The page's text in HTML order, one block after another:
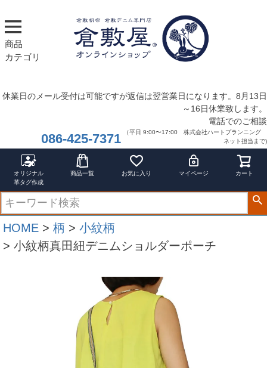
商品
カテゴリ
休業日のメール受付は可能ですが返信は翌営業日になります。8月13日
～16日休業致します。
電話でのご相談
086-425-7371
（平日 9:00〜17:00 株式会社ハートプランニング
ネット担当まで)
オリジナル
革タグ作成
商品一覧 お気に入り マイページ カート
HOME 柄
小紋柄
小紋柄真田紐デニムショルダーポーチ